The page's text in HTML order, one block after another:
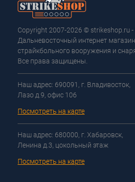
Copyright 2007-2026 © strikeshop.ru
Дальневосточный интернет
страйкбольного вооружения и
Все права защищены.
Наш адрес: 690091, г. Владивосток,
Лазо д.9, офис 106
Посмотреть на карте
Наш адрес: 680000, г. Хабаровск,
Ленина д.3, цокольный этаж
Посмотреть на карте